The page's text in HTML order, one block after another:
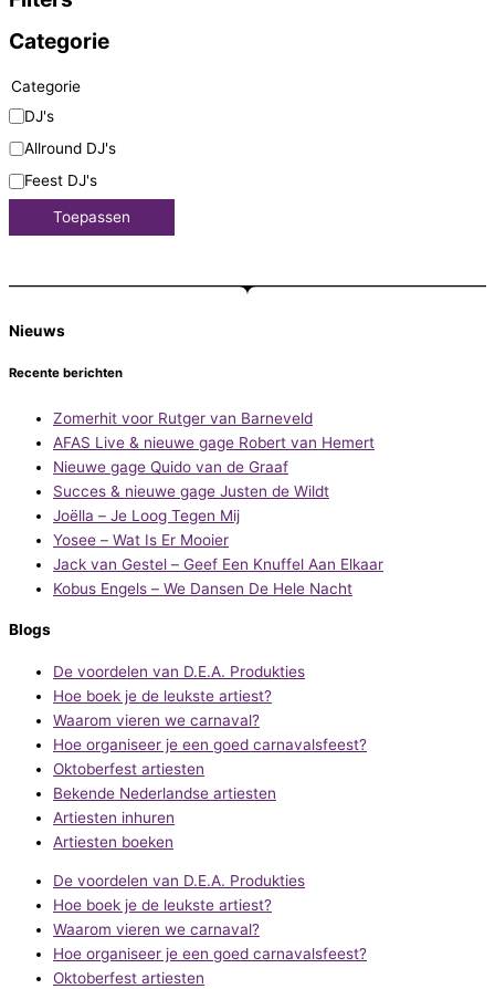
Categorie
Categorie
DJ's
Allround DJ's
Feest DJ's
Toepassen
Nieuws
Recente berichten
Zomerhit voor Rutger van Barneveld
AFAS Live & nieuwe gage Robert van Hemert
Nieuwe gage Quido van de Graaf
Succes & nieuwe gage Justen de Wildt
Joëlla – Je Loog Tegen Mij
Yosee – Wat Is Er Mooier
Jack van Gestel – Geef Een Knuffel Aan Elkaar
Kobus Engels – We Dansen De Hele Nacht
Blogs
De voordelen van D.E.A. Produkties
Hoe boek je de leukste artiest?
Waarom vieren we carnaval?
Hoe organiseer je een goed carnavalsfeest?
Oktoberfest artiesten
Bekende Nederlandse artiesten
Artiesten inhuren
Artiesten boeken
De voordelen van D.E.A. Produkties
Hoe boek je de leukste artiest?
Waarom vieren we carnaval?
Hoe organiseer je een goed carnavalsfeest?
Oktoberfest artiesten